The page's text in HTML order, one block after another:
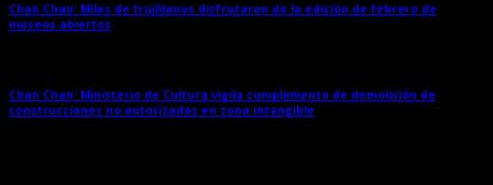
Chan Chan: Miles de trujillanos disfrutaron de la edición de febrero de
museos abiertos
Chan Chan: Ministerio de Cultura vigila cumplimiento de demolición de
construcciones no autorizadas en zona intangible